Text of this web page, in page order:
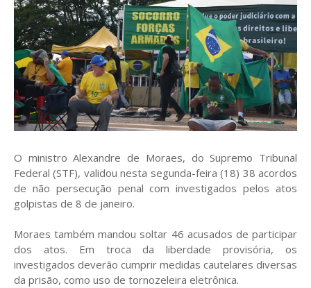
O ministro Alexandre de Moraes, do Supremo Tribunal
Federal (STF), validou nesta segunda-feira (18) 38 acordos
de não persecução penal com investigados pelos atos
golpistas de 8 de janeiro.
Moraes também mandou soltar 46 acusados de participar
dos atos. Em troca da liberdade provisória, os
investigados deverão cumprir medidas cautelares diversas
da prisão, como uso de tornozeleira eletrônica.